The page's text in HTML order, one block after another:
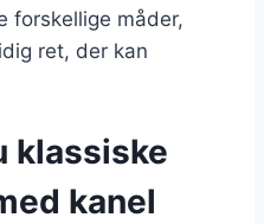
forskellige måder,
ret, der kan
klassiske
kanel